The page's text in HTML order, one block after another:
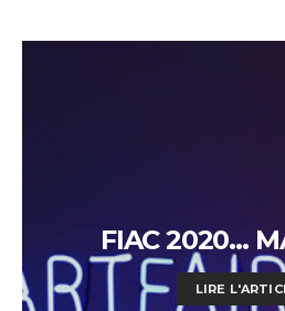
FIAC 2020…
LIRE